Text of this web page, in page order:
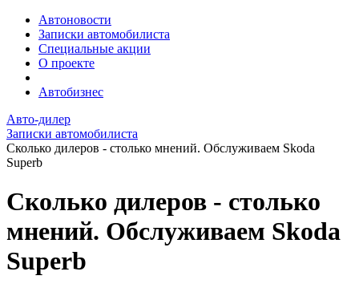
Автоновости
Записки автомобилиста
Специальные акции
О проекте
Автобизнес
Авто-дилер
Записки автомобилиста
Сколько дилеров - столько мнений. Обслуживаем Skoda
Superb
Сколько дилеров - столько
мнений. Обслуживаем Skoda
Superb